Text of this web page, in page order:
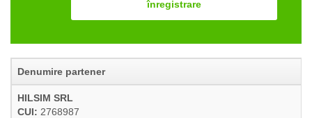
înregistrare
Denumire partener
HILSIM SRL
CUI: 2768987